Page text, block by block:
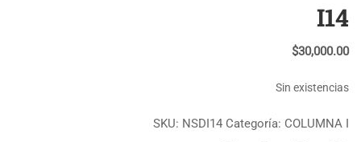
I14
$30,000.00
Sin existencias
SKU: NSDI14 Categoría: COLUMNA I